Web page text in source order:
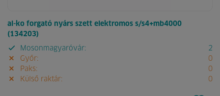
al-ko forgató nyárs szett elektromos s/s4+mb4000
(134203)
Mosonmagyaróvár:
2
Győr:
0
Paks:
0
Külső raktár:
0